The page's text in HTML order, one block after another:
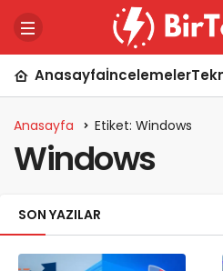
Anasayfaİncelemeler
Anasayfa Etiket: Windows
Windows
SON YAZILAR